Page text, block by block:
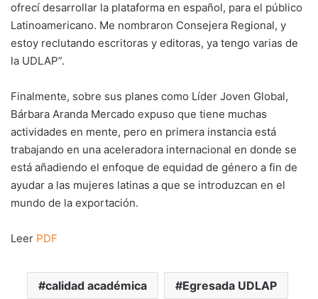
ofrecí desarrollar la plataforma en español, para el público
Latinoamericano. Me nombraron Consejera Regional, y
estoy reclutando escritoras y editoras, ya tengo varias de
la UDLAP”.
Finalmente, sobre sus planes como Líder Joven Global,
Bárbara Aranda Mercado expuso que tiene muchas
actividades en mente, pero en primera instancia está
trabajando en una aceleradora internacional en donde se
está añadiendo el enfoque de equidad de género a fin de
ayudar a las mujeres latinas a que se introduzcan en el
mundo de la exportación.
Leer PDF
calidad académica Egresada UDLAP